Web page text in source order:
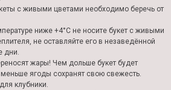
с живыми цветами необходимо беречь от
ниже +4°С не носите букет с живыми
не оставляйте его в незаведённой
дни.
жары! Чем дольше букет будет
ягоды сохранят свою свежесть.
клубники.